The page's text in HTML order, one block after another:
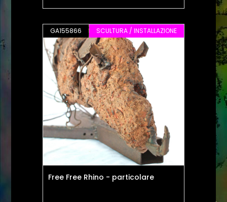
GA155866 SCULTURA / INSTALLAZIONE
Free Free Rhino - particolare